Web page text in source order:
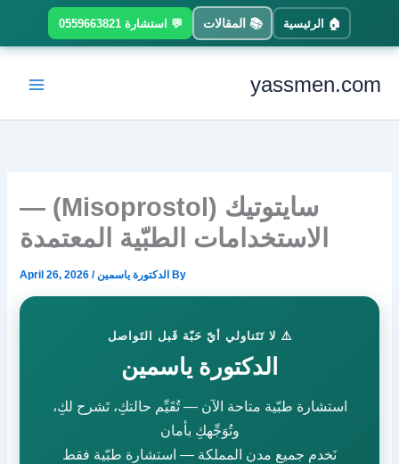
content
yassmen.com
سايتوتيك (Misoprostol) —
الاستخدامات الطبّية المعتمدة
By الدكتورة ياسمين/
April 26, 2026
⚠️ لا تَتَناولي أيّ حَبّة قَبل التَواصل
الدكتورة ياسمين
استشارة طبّية متاحة الآن — تُقَيِّم حالتكِ، تَشرح لكِ،
وتُوَجِّهكِ بأمان
نَخدم جميع مدن المملكة — استشارة طبّية فقط
🏠 الرئيسية 📚 المقالات 💬 استشارة 0559663821